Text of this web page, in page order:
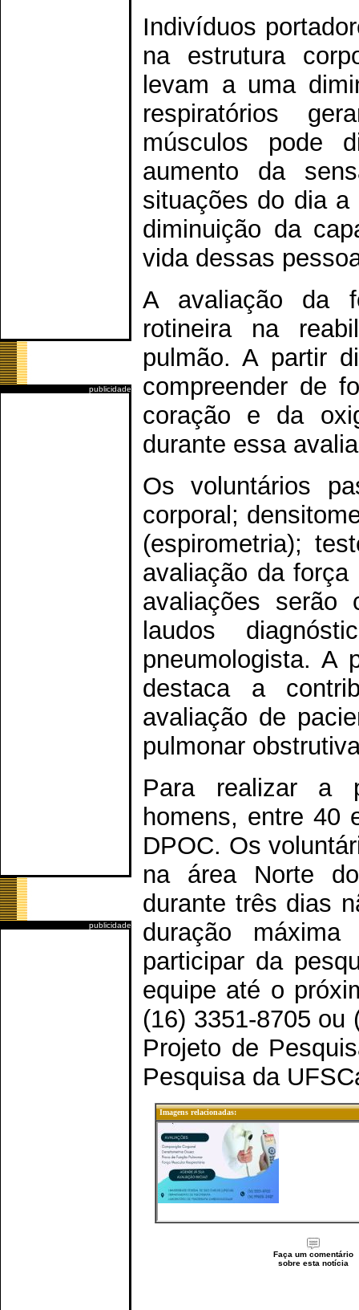
publicidade
publicidade
Indivíduos
na estrutura
levam a uma
respiratórios
músculos pode
aumento da
situações do dia
diminuição da
vida dessas
A avaliação da
rotineira na
pulmão. A partir
compreender de
coração e da
durante essa
Os voluntários
corporal;
(espirometria);
avaliação da
avaliações serão
laudos
pneumologista. A
destaca a
avaliação de
pulmonar
Para realizar a
homens, entre 40
DPOC. Os
na área Norte
durante três dias
duração
participar da
equipe até o
(16) 3351-8705 ou
Projeto de
Pesquisa da
Imagens relacionadas:
Faça um comentário
sobre esta notícia